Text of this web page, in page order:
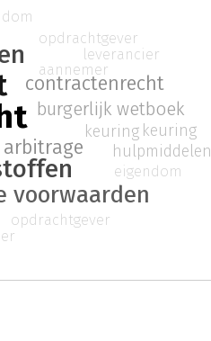
voorwaarden
contractenrecht
arbitrage
burgerlijk wetboek
keuring
opdrachtgever
leverancier
hulpmiddelen
keuring
eigendom
opdrachtgever
aannemer